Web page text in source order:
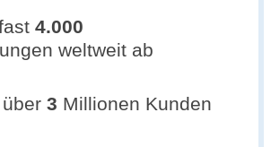
4.000
weltweit ab
3 Millionen Kunden